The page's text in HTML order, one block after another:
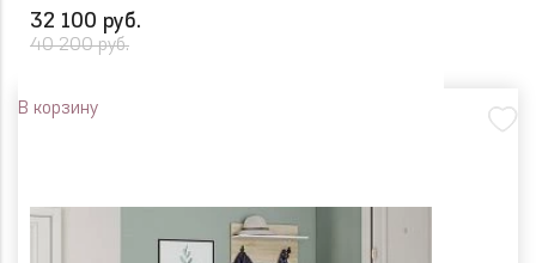
32 100 руб.
40 200 руб.
В корзину